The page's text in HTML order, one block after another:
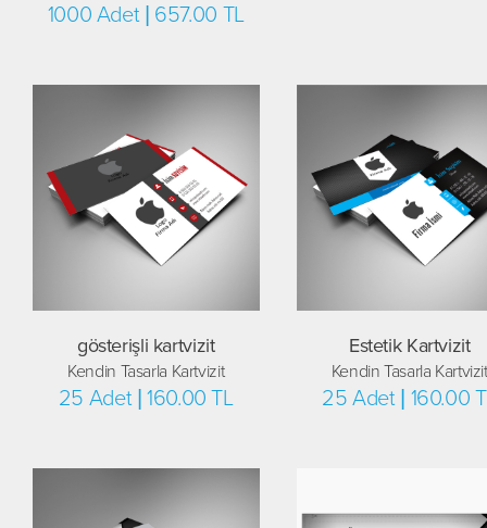
1000 Adet | 657.00 TL
gösterişli kartvizit
Kendin Tasarla Kartvizit
25 Adet | 160.00 TL
Estetik Kartvizit
Kendin Tasarla Kartvizit
25 Adet | 160.00